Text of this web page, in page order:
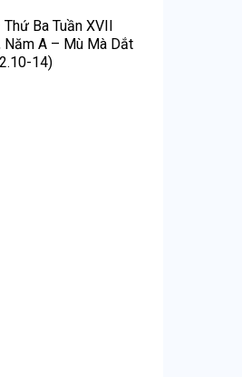
Ba Tuần XVII
Năm A – Mù Mà Dắt
14)